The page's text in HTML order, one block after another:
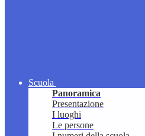
Scuola
Panoramica
Presentazione
I luoghi
Le persone